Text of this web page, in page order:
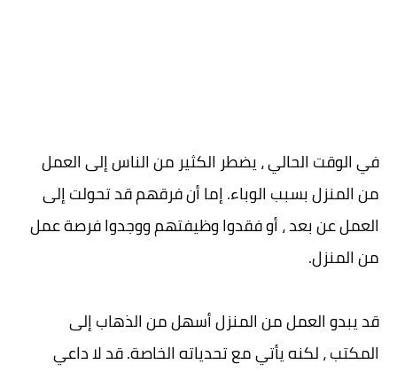
في الوقت الحالي ، يضطر الكثير من الناس إلى العمل
من المنزل بسبب الوباء. إما أن فرقهم قد تحولت إلى
العمل عن بعد ، أو فقدوا وظيفتهم ووجدوا فرصة عمل
من المنزل.
قد يبدو العمل من المنزل أسهل من الذهاب إلى
المكتب ، لكنه يأتي مع تحدياته الخاصة. قد لا داعي